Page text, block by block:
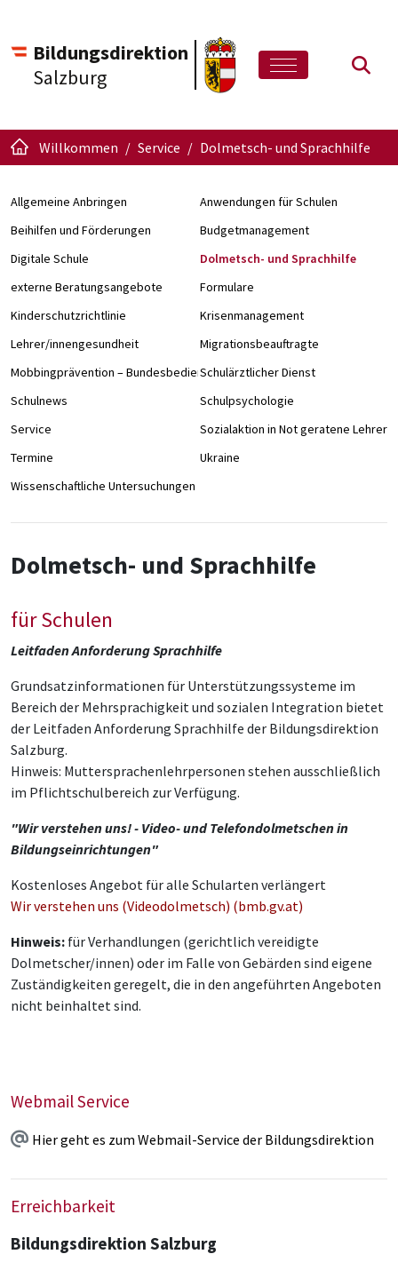
Bildungsdirektion
Salzburg
Willkommen Service Dolmetsch- und Sprachhilfe
Allgemeine Anbringen
Anwendungen für Schulen
Beihilfen und Förderungen
Budgetmanagement
Digitale Schule
Dolmetsch- und Sprachhilfe
externe Beratungsangebote
Formulare
Kinderschutzrichtlinie
Krisenmanagement
Lehrer/innengesundheit
Migrationsbeauftragte
Mobbingprävention – Bundesbedienstete an Schulen
Schulärztlicher Dienst
Schulnews
Schulpsychologie
Service
Sozialaktion in Not geratene Lehrer/
Termine
Ukraine
Wissenschaftliche Untersuchungen
Dolmetsch- und Sprachhilfe
für Schulen
Leitfaden Anforderung Sprachhilfe
Grundsatzinformationen für Unterstützungssysteme im
Bereich der Mehrsprachigkeit und sozialen Integration bietet
der Leitfaden Anforderung Sprachhilfe der Bildungsdirektion
Salzburg.
Hinweis: Muttersprachenlehrpersonen stehen ausschließlich
im Pflichtschulbereich zur Verfügung.
"Wir verstehen uns! - Video- und Telefondolmetschen in
Bildungseinrichtungen"
Kostenloses Angebot für alle Schularten verlängert
Wir verstehen uns (Videodolmetsch) (bmb.gv.at)
Hinweis: für Verhandlungen (gerichtlich vereidigte
Dolmetscher/innen) oder im Falle von Gebärden sind eigene
Zuständigkeiten geregelt, die in den angeführten Angeboten
nicht beinhaltet sind.
Webmail Service
Hier geht es zum Webmail-Service der Bildungsdirektion
Erreichbarkeit
Bildungsdirektion Salzburg